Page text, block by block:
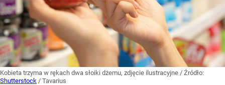
Kobieta trzyma w rękach dwa słoiki dżemu, zdjęcie ilustracyjne / Źródło:
Shutterstock / Tavarius